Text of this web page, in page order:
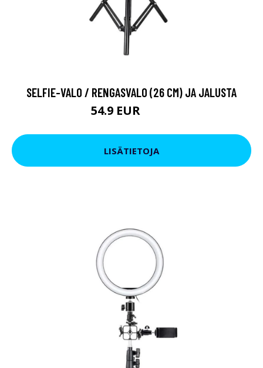
SELFIE-VALO / RENGASVALO (26 CM) JA JALUSTA
54.9 EUR
LISÄTIETOJA